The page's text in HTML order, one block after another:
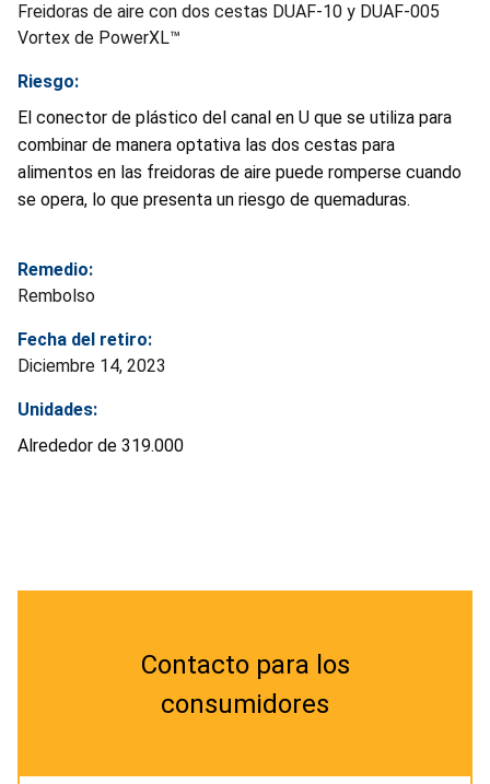
Freidoras de aire con dos cestas DUAF-10 y DUAF-005
Vortex de PowerXL™
Riesgo:
El conector de plástico del canal en U que se utiliza para
combinar de manera optativa las dos cestas para
alimentos en las freidoras de aire puede romperse cuando
se opera, lo que presenta un riesgo de quemaduras.
Remedio:
Rembolso
Fecha del retiro:
Diciembre 14, 2023
Unidades:
Alrededor de 319.000
Contacto para los
consumidores